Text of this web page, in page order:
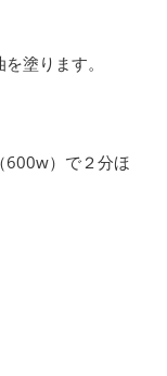
塗ります。
600w）で２分ほ